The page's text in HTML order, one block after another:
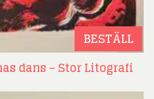
BESTÄLL
dans – Stor Litografi